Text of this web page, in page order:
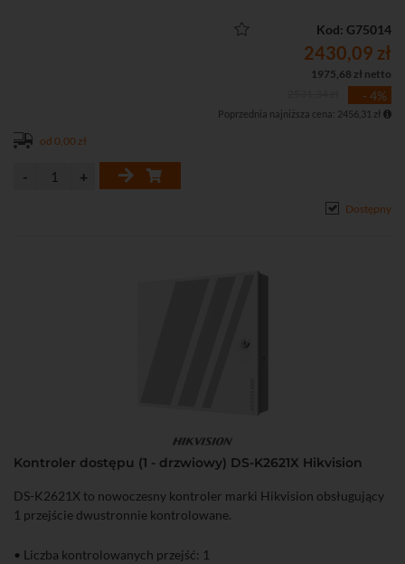
przycisk wyjścia, 2 x wejście dodatkowe, 1 x alarm sabotażu
• Interfejsy wyjściowe: 1 x przekaźnik zamka, 2 x przekaźnik alarmu
Kod: G75014
2430,09 zł
1975,68 zł netto
- 4%
Poprzednia najniższa cena: 2456,31 zł
od 0,00 zł
Dostępny
Kontroler dostępu (1 - drzwiowy) DS-K2621X Hikvision
DS-K2621X to nowoczesny kontroler marki Hikvision obsługujący
1 przejście dwustronnie kontrolowane.
• Liczba kontrolowanych przejść: 1